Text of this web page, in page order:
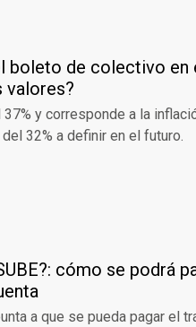
boleto de colectivo en
valores?
37% y corresponde a la
32% a definir en el futuro.
cómo se podrá
a que se pueda pagar el